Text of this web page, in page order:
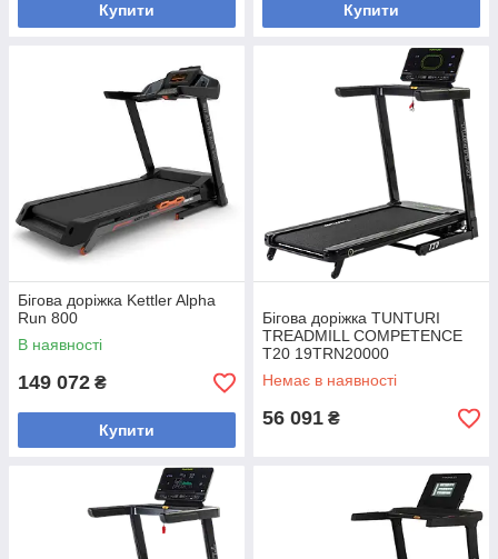
Купити Купити
Бігова доріжка Kettler Alpha
Run 800
В наявності
149 072 ₴
Купити
Бігова доріжка TUNTURI
TREADMILL COMPETENCE
T20 19TRN20000
Немає в наявності
56 091 ₴